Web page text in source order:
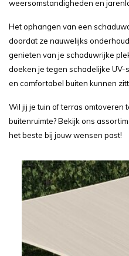
weersomstandigheden en
Het ophangen van een
doordat ze nauwelijks
genieten van je schaduwrijke
doeken je tegen schadelijke UV-
en comfortabel buiten kunnen
Wil jij je tuin of terras omtoveren
buitenruimte? Bekijk ons
het beste bij jouw wensen past!